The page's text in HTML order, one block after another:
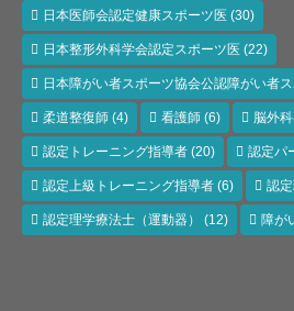
日本医師会認定健康スポーツ医 (30)
日本整形外科学会認定スポーツ医 (22)
日本障がい者スポーツ協会公認障がい者
柔道整復師 (4) 看護師 (6) 脳外
認定トレーニング指導者 (20) 認定パ
認定上級トレーニング指導者 (6) 認
認定理学療法士（運動器） (12) 障が